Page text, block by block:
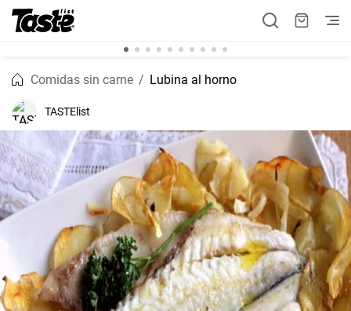
Comidas sin carne Lubina al horno
TASTElist